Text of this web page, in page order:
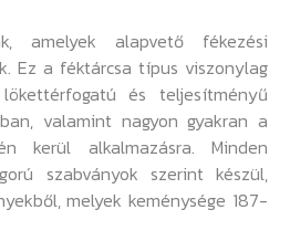
amelyek alapvető fékezési
Ez a féktárcsa típus viszonylag
és teljesítményű
valamint nagyon gyakran a
kerül alkalmazásra. Minden
szabványok szerint készül,
melyek keménysége 187-